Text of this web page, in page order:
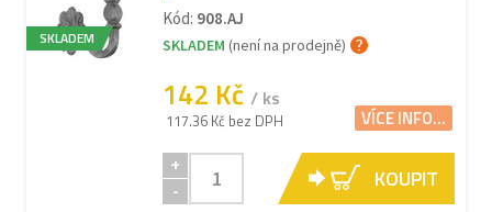
SKLADEM
Kód: 908.AJ
SKLADEM (není na prodejně)
142 Kč / ks
117.36 Kč bez DPH VÍCE INFO...
+
-
KOUPIT